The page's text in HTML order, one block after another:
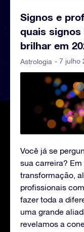
Signos e
quais signos
brilhar em
Astrologia - 7 julho
Você já se
sua carreira?
transformação,
profissionais
fazer toda a
uma grande
revelamos a